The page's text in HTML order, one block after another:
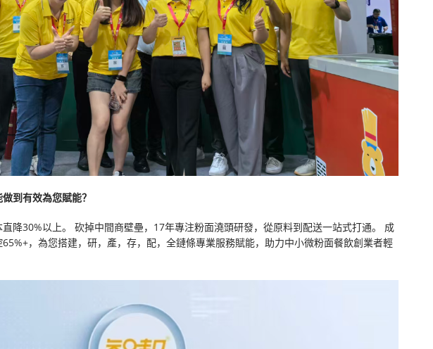
到有效為您賦能？
降30%以上。 砍掉中間商壁壘，17年專注粉面澆頭研發，從原料到配送一站式打通。 成
，為您搭建，研，產，存，配，全鏈條專業服務賦能，助力中小微粉面餐飲創業者輕